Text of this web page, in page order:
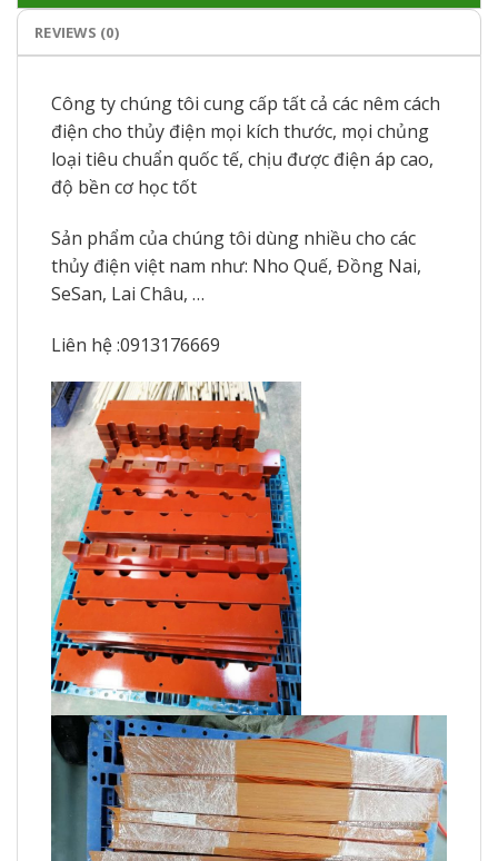
REVIEWS (0)
Công ty chúng tôi cung cấp tất cả các nêm cách
điện cho thủy điện mọi kích thước, mọi chủng
loại tiêu chuẩn quốc tế, chịu được điện áp cao,
độ bền cơ học tốt
Sản phẩm của chúng tôi dùng nhiều cho các
thủy điện việt nam như: Nho Quế, Đồng Nai,
SeSan, Lai Châu, …
Liên hệ :0913176669